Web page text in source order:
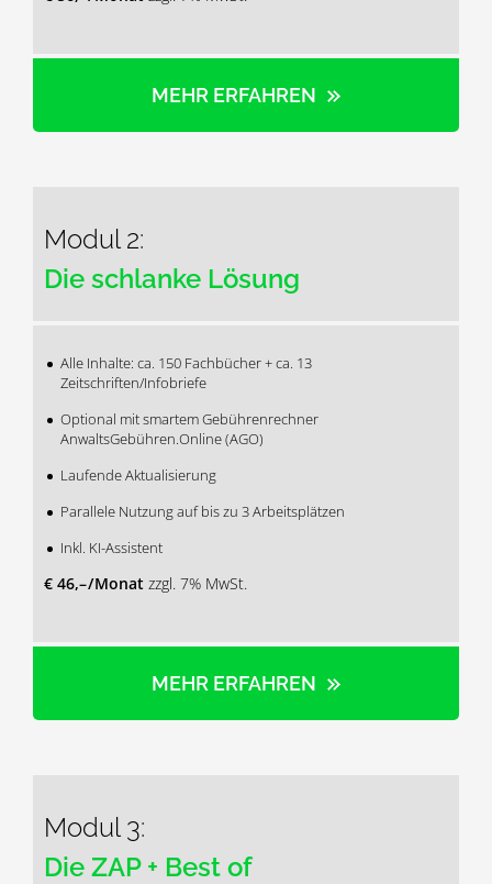
MEHR ERFAHREN
Modul 2:
Die schlanke Lösung
Alle Inhalte: ca. 150 Fachbücher + ca. 13
Zeitschriften/Infobriefe
Optional mit smartem Gebührenrechner
AnwaltsGebühren.Online (AGO)
Laufende Aktualisierung
Parallele Nutzung auf bis zu 3 Arbeitsplätzen
Inkl. KI-Assistent
€ 46,– / Monat zzgl. 7% MwSt.
MEHR ERFAHREN
Modul 3:
Die ZAP + Best of